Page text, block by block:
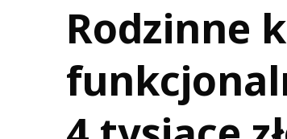
Rodzinne